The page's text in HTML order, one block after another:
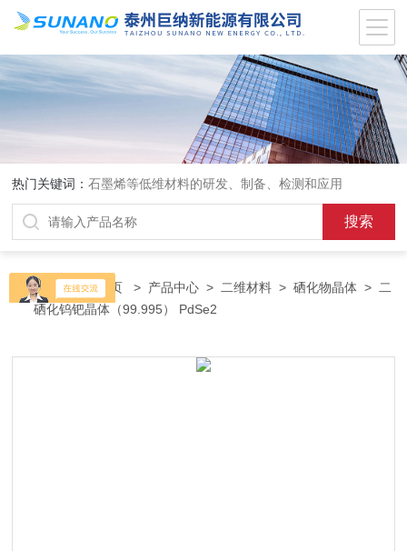
热门关键词：石墨烯等低维材料的研发、制备、检测和应用
当前位置：首页 > 产品中心 > 二维材料 >硒化物晶体 > 二
硒化钨钯晶体（99.995） PdSe2